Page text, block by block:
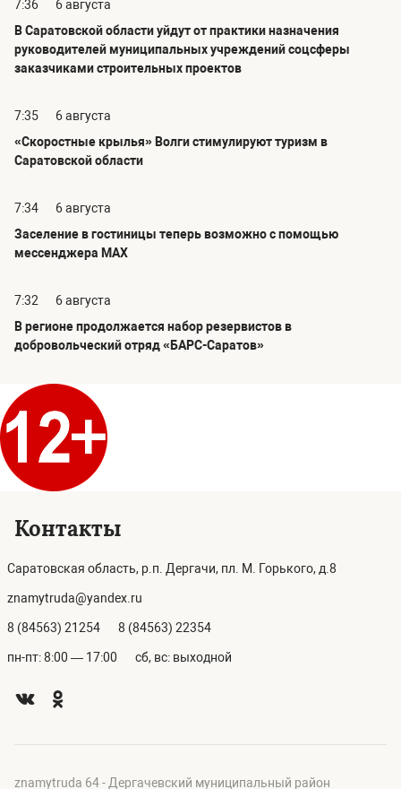
7:36
6 августа
В Саратовской области уйдут от практики назначения
руководителей муниципальных учреждений соцсферы
заказчиками строительных проектов
7:35
6 августа
«Скоростные крылья» Волги стимулируют туризм в
Саратовской области
7:34
6 августа
Заселение в гостиницы теперь возможно с помощью
мессенджера MAX
7:32
6 августа
В регионе продолжается набор резервистов в
добровольческий отряд «БАРС-Саратов»
Контакты
Саратовская область, р.п. Дергачи, пл. М. Горького, д.8
znamytruda@yandex.ru
8 (84563) 21254 8 (84563) 22354
пн-пт: 8:00 — 17:00 сб, вс: выходной
znamytruda 64 - Дергачевский муниципальный район